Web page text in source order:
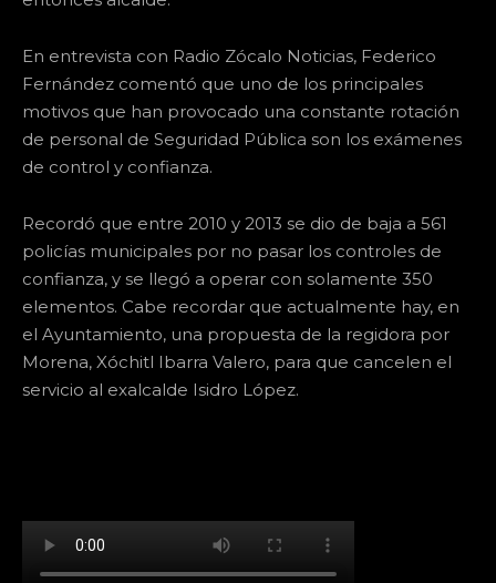
En entrevista con Radio Zócalo Noticias, Federico
Fernández comentó que uno de los principales
motivos que han provocado una constante rotación
de personal de Seguridad Pública son los exámenes
de control y confianza.
Recordó que entre 2010 y 2013 se dio de baja a 561
policías municipales por no pasar los controles de
confianza, y se llegó a operar con solamente 350
elementos. Cabe recordar que actualmente hay, en
el Ayuntamiento, una propuesta de la regidora por
Morena, Xóchitl Ibarra Valero, para que cancelen el
servicio al exalcalde Isidro López.